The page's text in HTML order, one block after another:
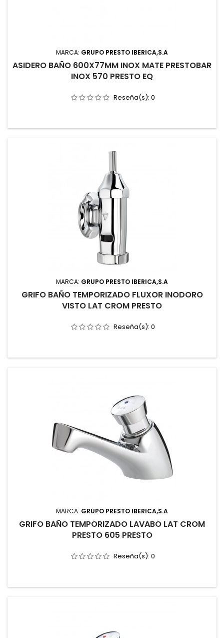
MARCA: GRUPO PRESTO IBERICA,S.A
ASIDERO BAÑO 600X77MM INOX MATE PRESTOBAR
INOX 570 PRESTO EQ
Reseña(s): 0
MARCA: GRUPO PRESTO IBERICA,S.A
GRIFO BAÑO TEMPORIZADO FLUXOR INODORO
VISTO LAT CROM PRESTO
Reseña(s): 0
MARCA: GRUPO PRESTO IBERICA,S.A
GRIFO BAÑO TEMPORIZADO LAVABO LAT CROM
PRESTO 605 PRESTO
Reseña(s): 0